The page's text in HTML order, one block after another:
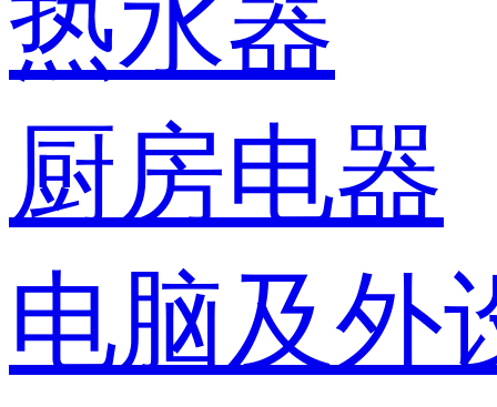
热水器
厨房电器
电脑及外